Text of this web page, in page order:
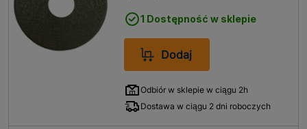
1 Dostępność w sklepie
Dodaj
Odbiór w sklepie w ciągu 2h
Dostawa w ciągu 2 dni roboczych